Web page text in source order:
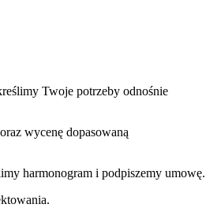
Twoje potrzeby odnośnie
wycenę dopasowaną
harmonogram i podpiszemy umowę.